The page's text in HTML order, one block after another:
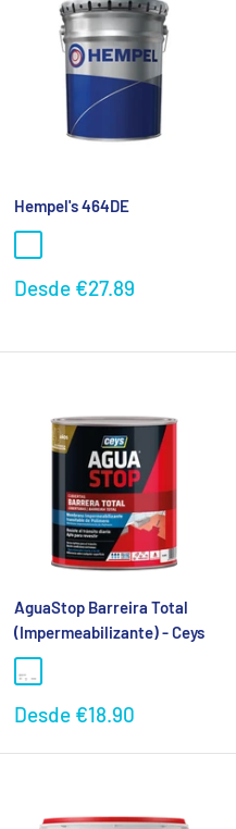
Hempel's 464DE
Preço
Desde €27.89
AguaStop Barreira Total
(Impermeabilizante) - Ceys
Preço
Desde €18.90